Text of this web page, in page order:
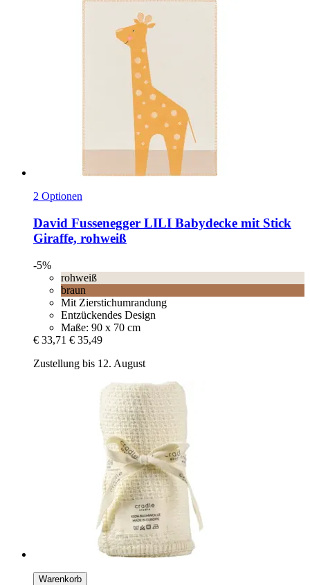
2 Optionen
David Fussenegger LILI Babydecke mit Stick
Giraffe, rohweiß
-5%
rohweiß
braun
Mit Zierstichumrandung
Entzückendes Design
Maße: 90 x 70 cm
€ 33,71 € 35,49
Zustellung bis 12. August
Warenkorb